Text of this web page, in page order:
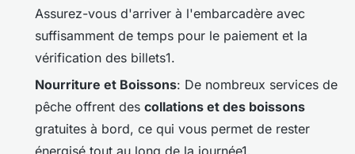
Assurez-vous d'arriver à l'embarcadère avec
suffisamment de temps pour le paiement et la
vérification des billets1.
Nourriture et Boissons: De nombreux services de
pêche offrent des collations et des boissons
gratuites à bord, ce qui vous permet de rester